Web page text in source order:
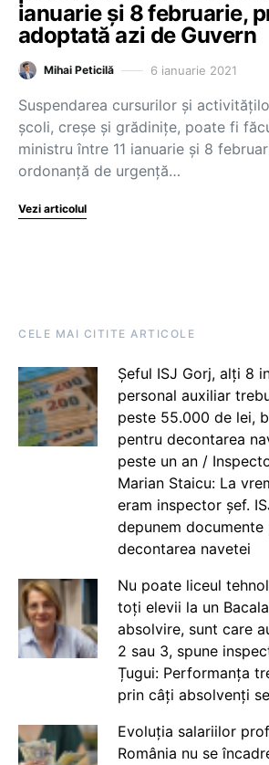
ianuarie și 8 februarie,
adoptată azi de Guvern
Mihai Peticilă 6 ianuarie 2021
Suspendarea cursurilor și
școli, creșe și grădinițe, poate fi
ministru între 11 ianuarie și 8
ordonanță de urgență…
Vezi articolul
CELE MAI CITITE ARTICOLE
Șeful ISJ Gorj, alți 8
personal auxiliar
peste 55.000 de lei,
pentru decontarea
peste un an /
Marian Staicu: La
eram inspector șef.
depunem documente
decontarea navetei
Nu poate liceul
toți elevii la un
absolvire, sunt care
2 sau 3, spune
Țugui: Performanța
prin câți absolvenți
Evoluția salariilor
România nu se